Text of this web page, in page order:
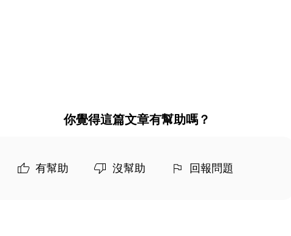
你覺得這篇文章有幫助嗎？
有幫助 沒幫助 回報問題